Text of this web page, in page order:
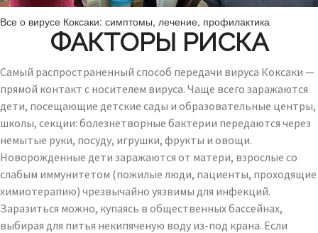
Все о вирусе Коксаки: симптомы, лечение, профилактика
ФАКТОРЫ РИСКА
Самый распространенный способ передачи вируса Коксаки —
прямой контакт с носителем вируса. Чаще всего заражаются
дети, посещающие детские сады и образовательные центры,
школы, секции: болезнетворные бактерии передаются через
немытые руки, посуду, игрушки, фрукты и овощи.
Новорожденные дети заражаются от матери, взрослые со
слабым иммунитетом (пожилые люди, пациенты, проходящие
химиотерапию) чрезвычайно уязвимы для инфекций.
Заразиться можно, купаясь в общественных бассейнах,
выбирая для питья некипяченую воду из-под крана. Если